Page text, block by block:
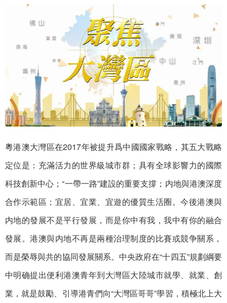
粵港澳大灣區在2017年被提升爲中國國家戰略，其五大戰略
定位是：充滿活力的世界級城市群；具有全球影響力的國際
科技創新中心；“一帶一路”建設的重要支撐；内地與港澳深度
合作示範區；宜居、宜業、宜遊的優質生活圈。今後港澳與
内地的發展不是平行發展，而是你中有我，我中有你的融合
發展。港澳與内地不再是兩種治理制度的比賽或競争關系，
而是榮辱與共的協同發展關系。中央政府在“十四五”規劃綱要
中明确提出便利港澳青年到大灣區大陸城市就學、就業、創
業，就是鼓勵、引導港青們向“大灣區哥哥”學習，積極北上大